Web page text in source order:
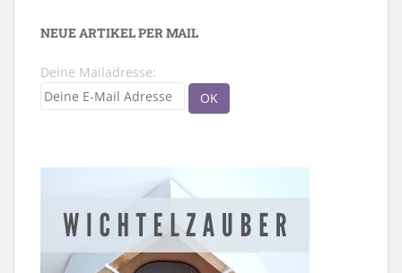
NEUE ARTIKEL PER MAIL
Deine Mailadresse: